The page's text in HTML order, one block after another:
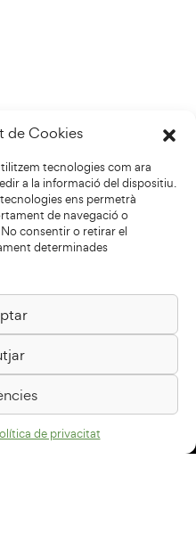
de Cookies
tecnologies com ara
a la informació del dispositiu.
ens permetrà
de navegació o
consentir o retirar el
determinades
de privacitat